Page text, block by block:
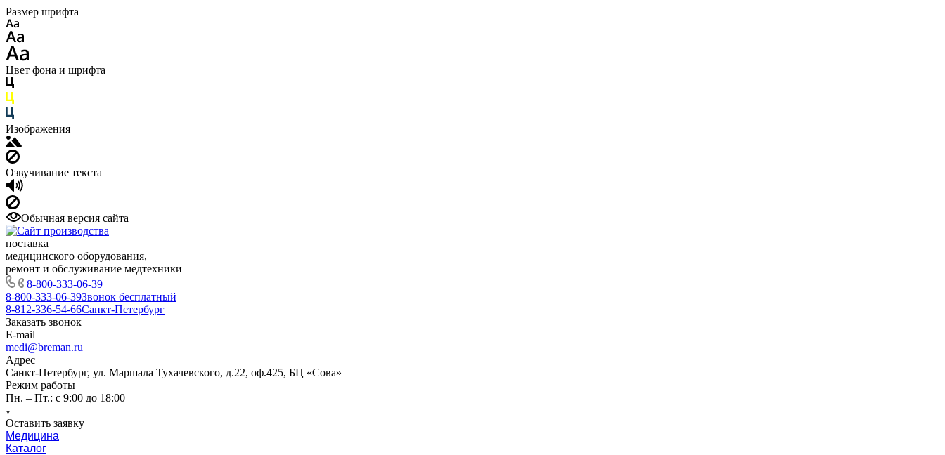
Размер шрифта
Цвет фона и шрифта
Изображения
Озвучивание текста
Обычная версия сайта
поставка
медицинского оборудования,
ремонт и обслуживание медтехники
8-800-333-06-39
8-800-333-06-39Звонок бесплатный
8-812-336-54-66Санкт-Петербург
Заказать звонок
E-mail
medi@breman.ru
Адрес
Санкт-Петербург, ул. Маршала Тухачевского, д.22, оф.425, БЦ «Сова»
Режим работы
Пн. – Пт.: с 9:00 до 18:00
Оставить заявку
Медицина
Каталог